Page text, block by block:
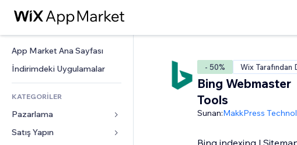
App Market Ana Sayfası
İndirimdeki Uygulamalar
KATEGORİLER
Pazarlama
Reklamlar
Satış Yapın
- 50% Wix Tarafından
Bing Webmaster
Tools
Sunan:MakkPress
Bing indexing |